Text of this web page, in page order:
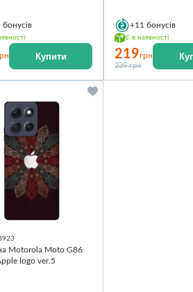
бонусів
Купити
+11 бонусів
Є в наявності
219грн
239 грн
Motorola Moto G86
logo ver.5